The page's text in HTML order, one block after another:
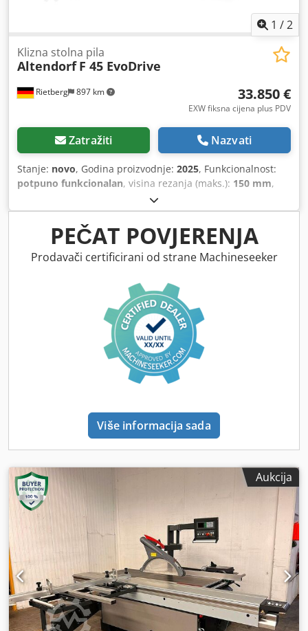
1 /2
Rietberg 897 km
Klizna stolna pila
Altendorf F 45 EvoDrive
33.850 €
EXW fiksna cijena plus PDV
Zatražiti Nazvati
Stanje: novo, Godina proizvodnje: 2025, Funkcionalnost:
potpuno funkcionalan, visina rezanja (maks.): 150 mm,
1.000 mm
3.200 mm, duljina stola:3.200 mm, Osnovna oprema -
Elektromotorno podešavanje visine i nagiba 0-46° za
glavnu pilu s automatskom korekcijom visine rezanja pri
zakretanju pilnog agregata - Upravljanje u razini očiju,
graničnik, ručno podešavanje, podešavanje putem mjerne
skale, uključujući ručno fino podešavanje, širina reza 1.000
mm - Kutni graničnik s fiksnim položajem od 90°, ručno
podesiv putem mjerne skale do 3.200 mm - Ispuštanje lista
pile maks. 154 mm, maks. promjer lista pile 450 mm -
Pogonska snaga 5,5 kW (7,5 KS) s tri brzine vrtnje (3/4/5.000
o/min) - Sustav za stezanje alata AKE za glavnu pilu -
Radna visina 91 cm Upravljanje - Elektromotorno
za glavnu pilu s automatskom korekcijom visine i
digitalnim pokazivačima - Elektromotorno podešavanje
na paralelnom i kutnom graničniku pri zakretanju pilnog
agregata - Digitalni prikaz broja okretaja i/ili beskonačno
podesiva regulacija broja okretaja (VARIO)* -
Elektromotorno podešavanje predrezača, dvije ili tri osi* -
Beskonačno fino podešavanje osi putem +/- tipki -
Upravljanje vakuumskom stegom u dvostrukom vozu*
Dsdpfjxuqulex Ad Sock - Jednostavno umjeravanje osi -
Dijagnostika stroja - Brojač radnih sati - USB sučelje -
Povrat posljednje unesene mjere (Back-funkcija) - 99
memorijskih programa rezanja - Utori: s automatskim
postepenim pozicioniranjem paralelnog graničnika do
PEČAT POVJERENJA
Prodavači certificirani od strane Machineseeker
Više informacija sada
Aukcija